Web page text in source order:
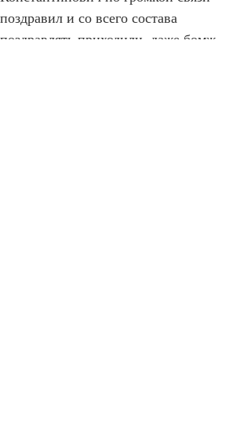
Константинович по громкой связи
поздравил и со всего состава